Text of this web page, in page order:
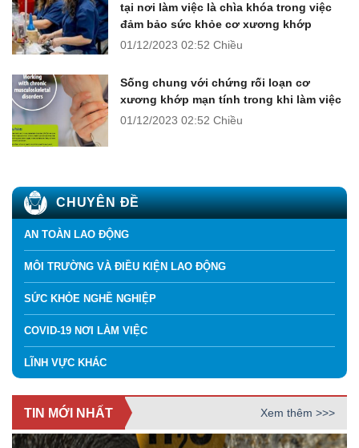
tại nơi làm việc là chìa khóa trong việc
đảm bảo sức khỏe cơ xương khớp
01/12/2023 02:52 Chiều
Sống chung với chứng rối loạn cơ
xương khớp mạn tính trong khi làm việc
01/12/2023 02:52 Chiều
CHUYÊN ĐỀ
AN TOÀN LAO ĐỘNG
MÔI TRƯỜNG VÀ ĐIỀU KIỆN LAO ĐỘNG
SỨC KHỎE NGHỀ NGHIỆP
COVID-19 NƠI LÀM VIỆC
LĨNH VỰC KHÁC
TIN MỚI NHẤT Xem thêm >>>